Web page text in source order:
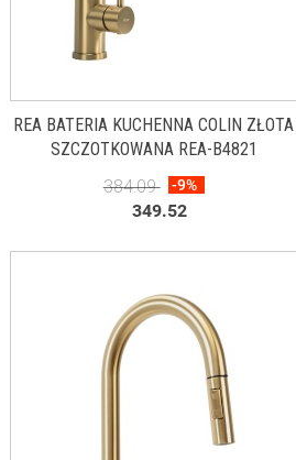
REA BATERIA KUCHENNA COLIN ZŁOTA
SZCZOTKOWANA REA-B4821
384.09
-9%
349.52